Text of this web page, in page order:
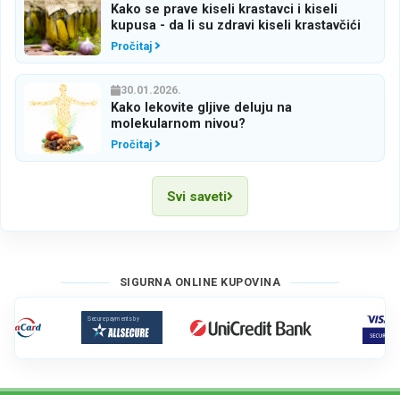
Kako se prave kiseli krastavci i kiseli
kupusa - da li su zdravi kiseli krastavčići
Pročitaj
30.01.2026.
Kako lekovite gljive deluju na
molekularnom nivou?
Pročitaj
Svi saveti
SIGURNA ONLINE KUPOVINA